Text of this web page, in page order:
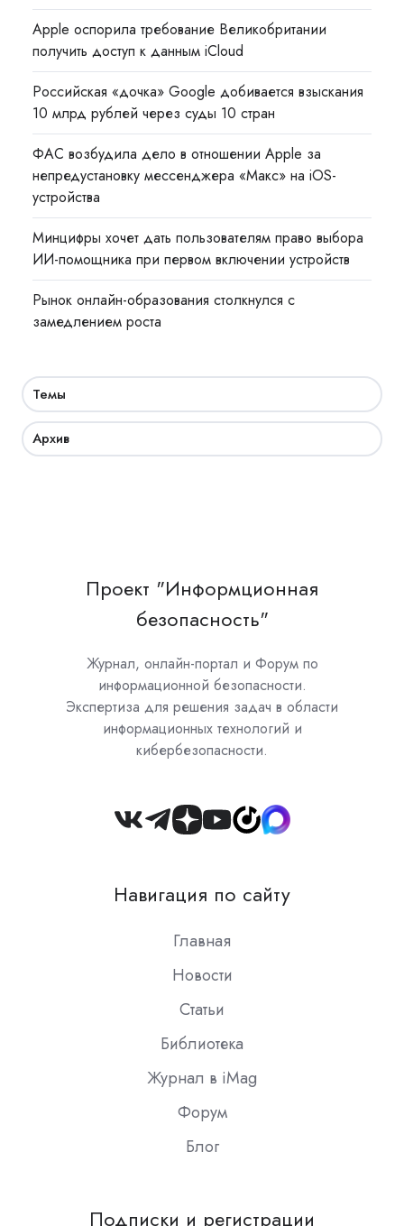
Apple оспорила требование Великобритании
получить доступ к данным iCloud
Российская «дочка» Google добивается взыскания
10 млрд рублей через суды 10 стран
ФАС возбудила дело в отношении Apple за
непредустановку мессенджера «Макс» на iOS-
устройства
Минцифры хочет дать пользователям право выбора
ИИ-помощника при первом включении устройств
Рынок онлайн-образования столкнулся с
замедлением роста
Темы
Архив
Проект "Информционная
безопасность"
Журнал, онлайн-портал и Форум по
информационной безопасности.
Экспертиза для решения задач в области
информационных технологий и
кибербезопасности.
Join
Slack
Навигация по сайту
Главная
Новости
Статьи
Библиотека
Журнал в iMag
Форум
Блог
Подписки и регистрации